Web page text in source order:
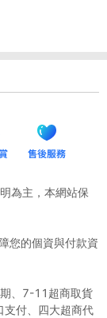
為主，本網站保
您的個資與付款資
、7-11超商取貨
支付、四大超商代